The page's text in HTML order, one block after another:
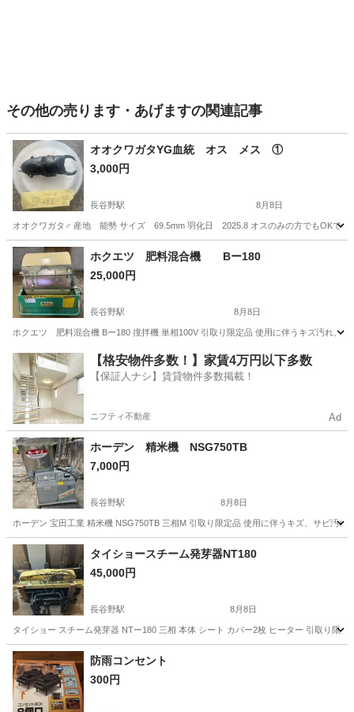
その他の売ります・あげますの関連記事
オオクワガタYG血統 オス メス ①
3,000円
長谷野駅 8月8日
オオクワガタ♂ 産地 能勢 サイズ 69.5mm 羽化日 2025.8 オスのみの方でもOKで
滋賀 東近江市 その他
ホクエツ 肥料混合機 Bー180
25,000円
長谷野駅 8月8日
ホクエツ 肥料混合機 Bー180 撹拌機 単相100V 引取り限定品 使用に伴うキズ汚れ、
滋賀 東近江市 長谷野駅 その他 100V
【格安物件多数！】家賃4万円以下多数
【保証人ナシ】賃貸物件多数掲載！
ニフティ不動産 Ad
ホーデン 精米機 NSG750TB
7,000円
長谷野駅 8月8日
ホーデン 宝田工業 精米機 NSG750TB 三相M 引取り限定品 使用に伴うキズ、サビ汚
滋賀 東近江市 長谷野駅 その他
タイショースチーム発芽器NT180
45,000円
長谷野駅 8月8日
タイショー スチーム発芽器 NTー180 三相 本体 シート カバー2枚 ヒーター 引取り限
滋賀 東近江市 長谷野駅
防雨コンセント
300円